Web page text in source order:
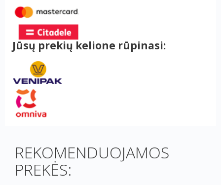
Jūsų prekių kelione rūpinasi:
REKOMENDUOJAMOS
PREKĖS: